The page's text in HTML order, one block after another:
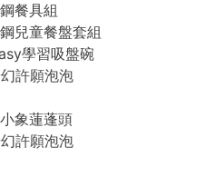
餐具組
兒童餐盤套組
學習吸盤碗
許願泡泡
象蓮蓬頭
許願泡泡